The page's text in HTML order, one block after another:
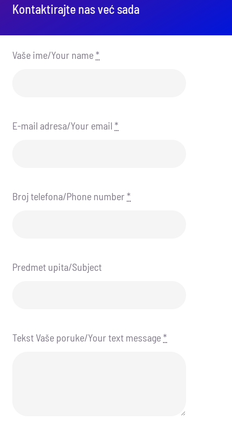
Kontaktirajte nas već sada
Vaše ime/Your name *
E-mail adresa/Your email *
Broj telefona/Phone number *
Predmet upita/Subject
Tekst Vaše poruke/Your text message *